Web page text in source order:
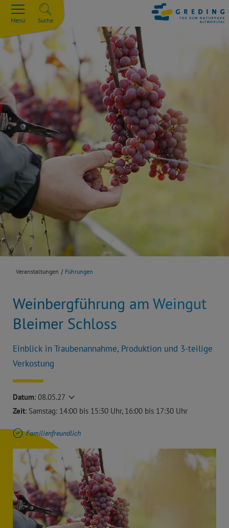
Menü Suche
Veranstaltungen Führungen
Weinbergführung am Weingut
Bleimer Schloss
Einblick in Traubenannahme, Produktion und 3-teilige
Verkostung
Datum: 08.05.27
Zeit: Samstag: 14:00 bis 15:30 Uhr, 16:00 bis 17:30 Uhr
Familienfreundlich